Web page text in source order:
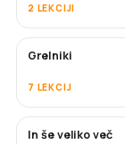
2 LEKCIJI
KMALU
Grelniki
7 LEKCIJ
KMALU
In še veliko več